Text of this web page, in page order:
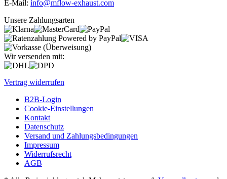
E-Mail: info@mflow-exhaust.com
Unsere Zahlungsarten
Wir versenden mit:
Vertrag widerrufen
B2B-Login
Cookie-Einstellungen
Kontakt
Datenschutz
Versand und Zahlungsbedingungen
Impressum
Widerrufsrecht
AGB